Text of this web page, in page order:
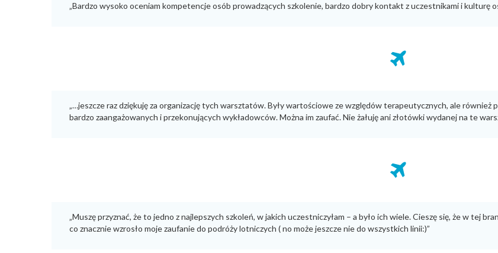
„Bardzo wysoko oceniam kompetencje osób prowadzących szkolenie, bardzo dobry kontakt z uczestnikami i kulturę
„…jeszcze raz dziękuję za organizację tych warsztatów. Były wartościowe ze względów terapeutycznych, ale
bardzo zaangażowanych i przekonujących wykładowców. Można im zaufać. Nie żałuję ani złotówki wydanej na te
„Muszę przyznać, że to jedno z najlepszych szkoleń, w jakich uczestniczyłam – a było ich wiele. Cieszę się, że w tej
co znacznie wzrosło moje zaufanie do podróży lotniczych ( no może jeszcze nie do wszystkich linii:)”